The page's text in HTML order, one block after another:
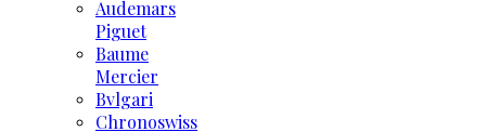
Audemars
Piguet
Baume
Mercier
Bvlgari
Chronoswiss